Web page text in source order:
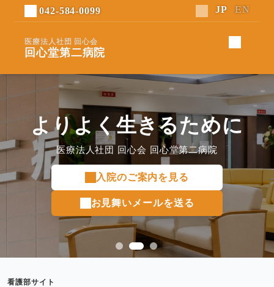
042-584-0099
医療法人社団 回心会
回心堂第二病院
よりよく生きるために
医療法人社団 回心会 回心堂第二病院
入院のご案内を見る
お見舞いメールを送る
看護部サイト